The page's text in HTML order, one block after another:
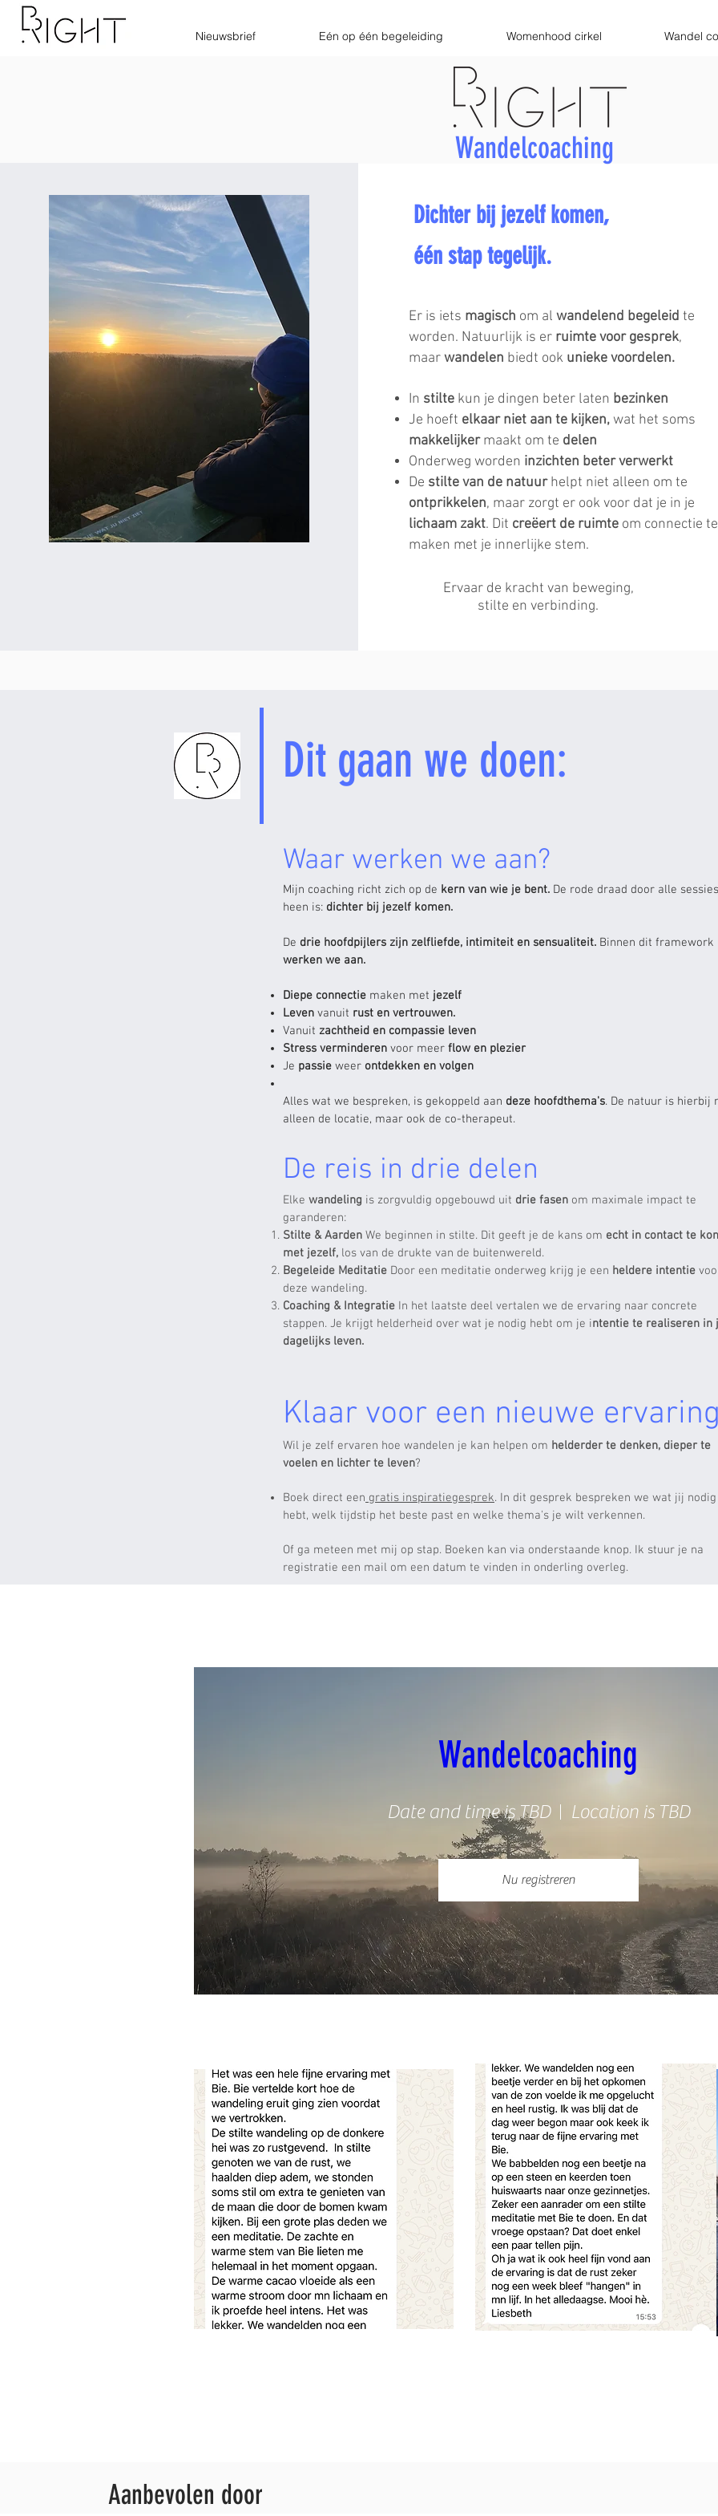
Nieuwsbrief Eén op één begeleiding Womenhood cirkel Wandel
Wandelcoaching
Dichter bij jezelf komen,
één stap tegelijk.
Er is iets magisch om al wandelend begeleid te
worden. Natuurlijk is er ruimte voor gesprek,
maarwandelen biedt ook unieke voordelen.
In stilte kun je dingen beter laten bezinken
Je hoeft elkaar niet aan te kijken,wat het soms
makkelijkermaakt om te delen
Onderweg worden inzichten beter verwerkt
De stilte van de natuurhelpt niet alleen om te
ontprikkelen, maar zorgt er ook voor dat je in je
lichaam zakt. Dit creëert de ruimte om connectie te
maken met je innerlijke stem.
Ervaar de kracht van beweging,
stilte en verbinding.
Dit gaan we doen:
Waar werken we aan?
Mijn coaching richt zich op de kern van wie je bent. De rode draad door alle sessies
heen is: dichter bij jezelf komen.
De drie hoofdpijlers zijn zelfliefde, intimiteit en sensualiteit. Binnen dit framework
werken we aan.
Diepe connectie maken met jezelf
Leven vanuit rust en vertrouwen.
Vanuit zachtheid en compassie leven
Stress verminderen voor meer flow en plezier
Je passie weer ontdekken en volgen
Alles wat we bespreken, is gekoppeld aan deze hoofdthema's. De natuur is hierbij
alleen de locatie, maar ook de co-therapeut.
De reis in drie delen
Elke wandeling is zorgvuldig opgebouwd uit drie fasen om maximale impact te
garanderen:
Stilte & Aarden We beginnen in stilte. Dit geeft je de kans om echt in contact te
met jezelf, los van de drukte van de buitenwereld.
Begeleide Meditatie Door een meditatie onderweg krijg je een heldere intentie
deze wandeling.
Coaching & Integratie In het laatste deel vertalen we de ervaring naar concrete
stappen. Je krijgt helderheid over wat je nodig hebt om je intentie te realiseren in
dagelijks leven.
Klaar voor een nieuwe
Wil je zelf ervaren hoe wandelen je kan helpen om helderder te denken, dieper te
voelen en lichter te leven?
Boek direct een gratis inspiratiegesprek. In dit gesprek bespreken we wat jij nodig
hebt, welk tijdstip het beste past en welke thema's je wilt verkennen.
Of ga meteen met mij op stap. Boeken kan via onderstaande knop. Ik stuur je na
registratie een mail om een datum te vinden in onderling overleg.
Wandelcoaching
Date and time is TBD Location is TBD
Nu registreren
Aanbevolen door